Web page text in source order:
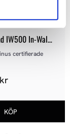
IW500 In-Wall
certifierade